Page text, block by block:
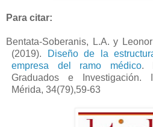
Para citar:
Bentata-Soberanis, L.A. y
(2019).
Diseño de la
empresa del ramo médico.
Graduados e Investigación.
Mérida, 34(79),59-63